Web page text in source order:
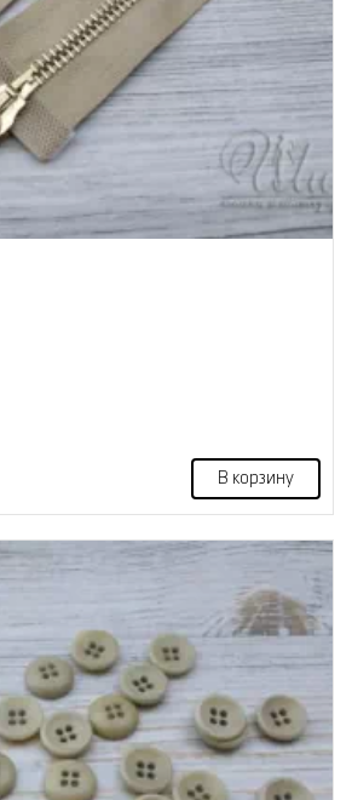
В корзину